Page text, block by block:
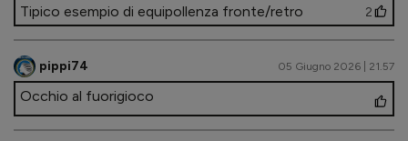
Tipico esempio di equipollenza fronte/retro 2
pippi74 05 Giugno 2026 | 21.57
Occhio al fuorigioco